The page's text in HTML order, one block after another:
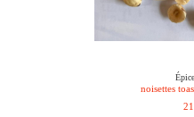
noisettes